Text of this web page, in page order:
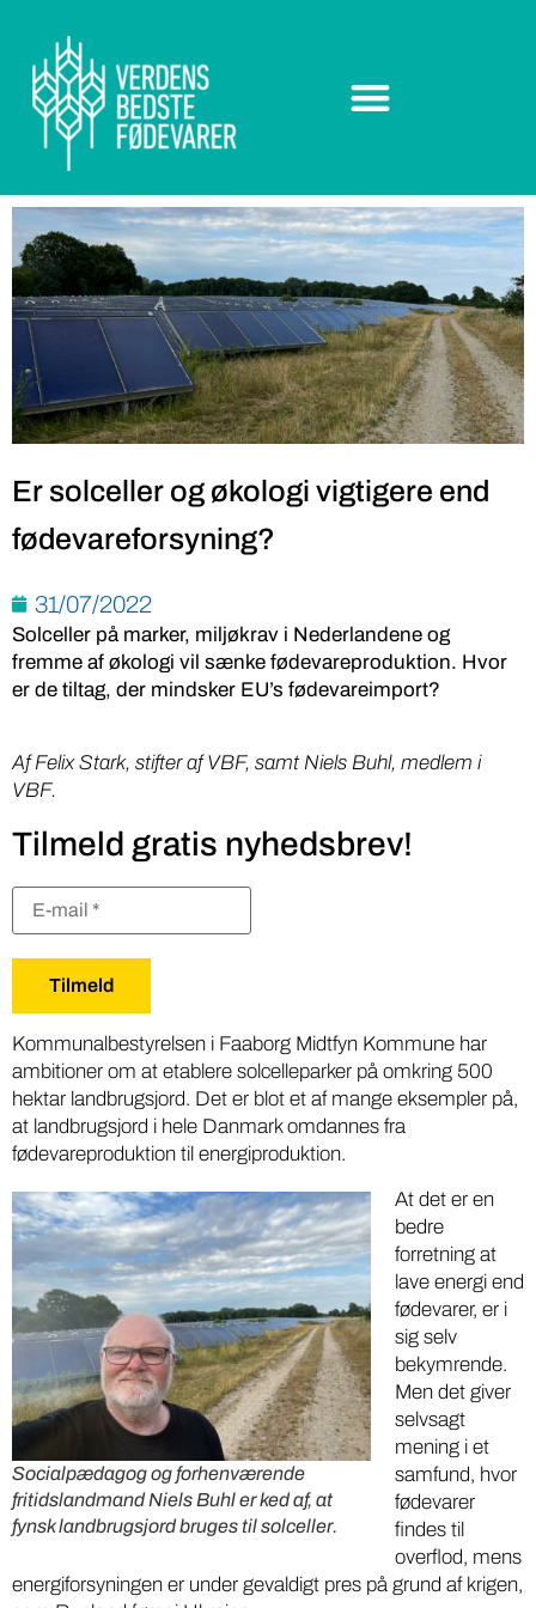
Er solceller og økologi vigtigere end
fødevareforsyning?
31/07/2022
Solceller på marker, miljøkrav i Nederlandene og
fremme af økologi vil sænke fødevareproduktion. Hvor
er de tiltag, der mindsker EU’s fødevareimport?
Af Felix Stark, stifter af VBF, samt Niels Buhl, medlem i
VBF.
Tilmeld gratis nyhedsbrev!
Kommunalbestyrelsen i Faaborg Midtfyn Kommune har
ambitioner om at etablere solcelleparker på omkring 500
hektar landbrugsjord. Det er blot et af mange eksempler på,
at landbrugsjord i hele Danmark omdannes fra
fødevareproduktion til energiproduktion.
Socialpædagog og forhenværende
fritidslandmand Niels Buhl er ked af, at
fynsk landbrugsjord bruges til solceller.
At det er en
bedre
forretning at
lave energi end
fødevarer, er i
sig selv
bekymrende.
Men det giver
selvsagt
mening i et
samfund, hvor
fødevarer
findes til
overflod, mens
energiforsyningen er under gevaldigt pres på grund af krigen,